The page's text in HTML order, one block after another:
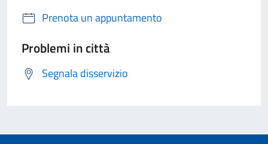
Prenota un appuntamento
Problemi in città
Segnala disservizio